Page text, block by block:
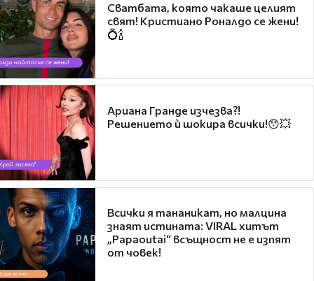
Сватбата, която чакаше целият
свят! Кристиано Роналдо се жени!
💍🍾
Ариана Гранде изчезва?!
Решението ѝ шокира всички!😯💥
Всички я тананикат, но малцина
знаят истината: VIRAL хитът
„Papaoutai“ всъщност не е изпят
от човек!